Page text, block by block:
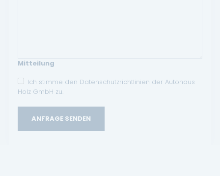
Mitteilung
Ich stimme den Datenschutzrichtlinien der Autohaus
Holz GmbH zu.
ANFRAGE SENDEN